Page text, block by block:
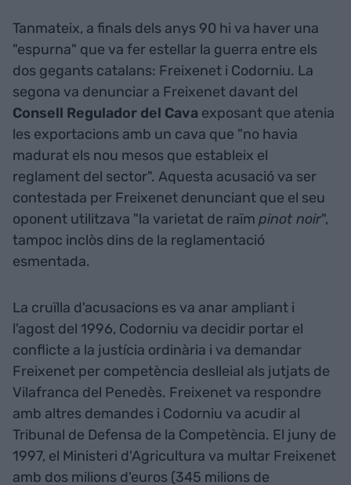
Tanmateix, a finals dels anys 90 hi va haver una
"espurna" que va fer estellar la guerra entre els
dos gegants catalans: Freixenet i Codorniu. La
segona va denunciar a Freixenet davant del
Consell Regulador del Cava exposant que atenia
les exportacions amb un cava que "no havia
madurat els nou mesos que estableix el
reglament del sector". Aquesta acusació va ser
contestada per Freixenet denunciant que el seu
oponent utilitzava "la varietat de raïm pinot noir",
tampoc inclòs dins de la reglamentació
esmentada.
La cruïlla d'acusacions es va anar ampliant i
l'agost del 1996, Codorniu va decidir portar el
conflicte a la justícia ordinària i va demandar
Freixenet per competència deslleial als jutjats de
Vilafranca del Penedès. Freixenet va respondre
amb altres demandes i Codorniu va acudir al
Tribunal de Defensa de la Competència. El juny de
1997, el Ministeri d'Agricultura va multar Freixenet
amb dos milions d'euros (345 milions de